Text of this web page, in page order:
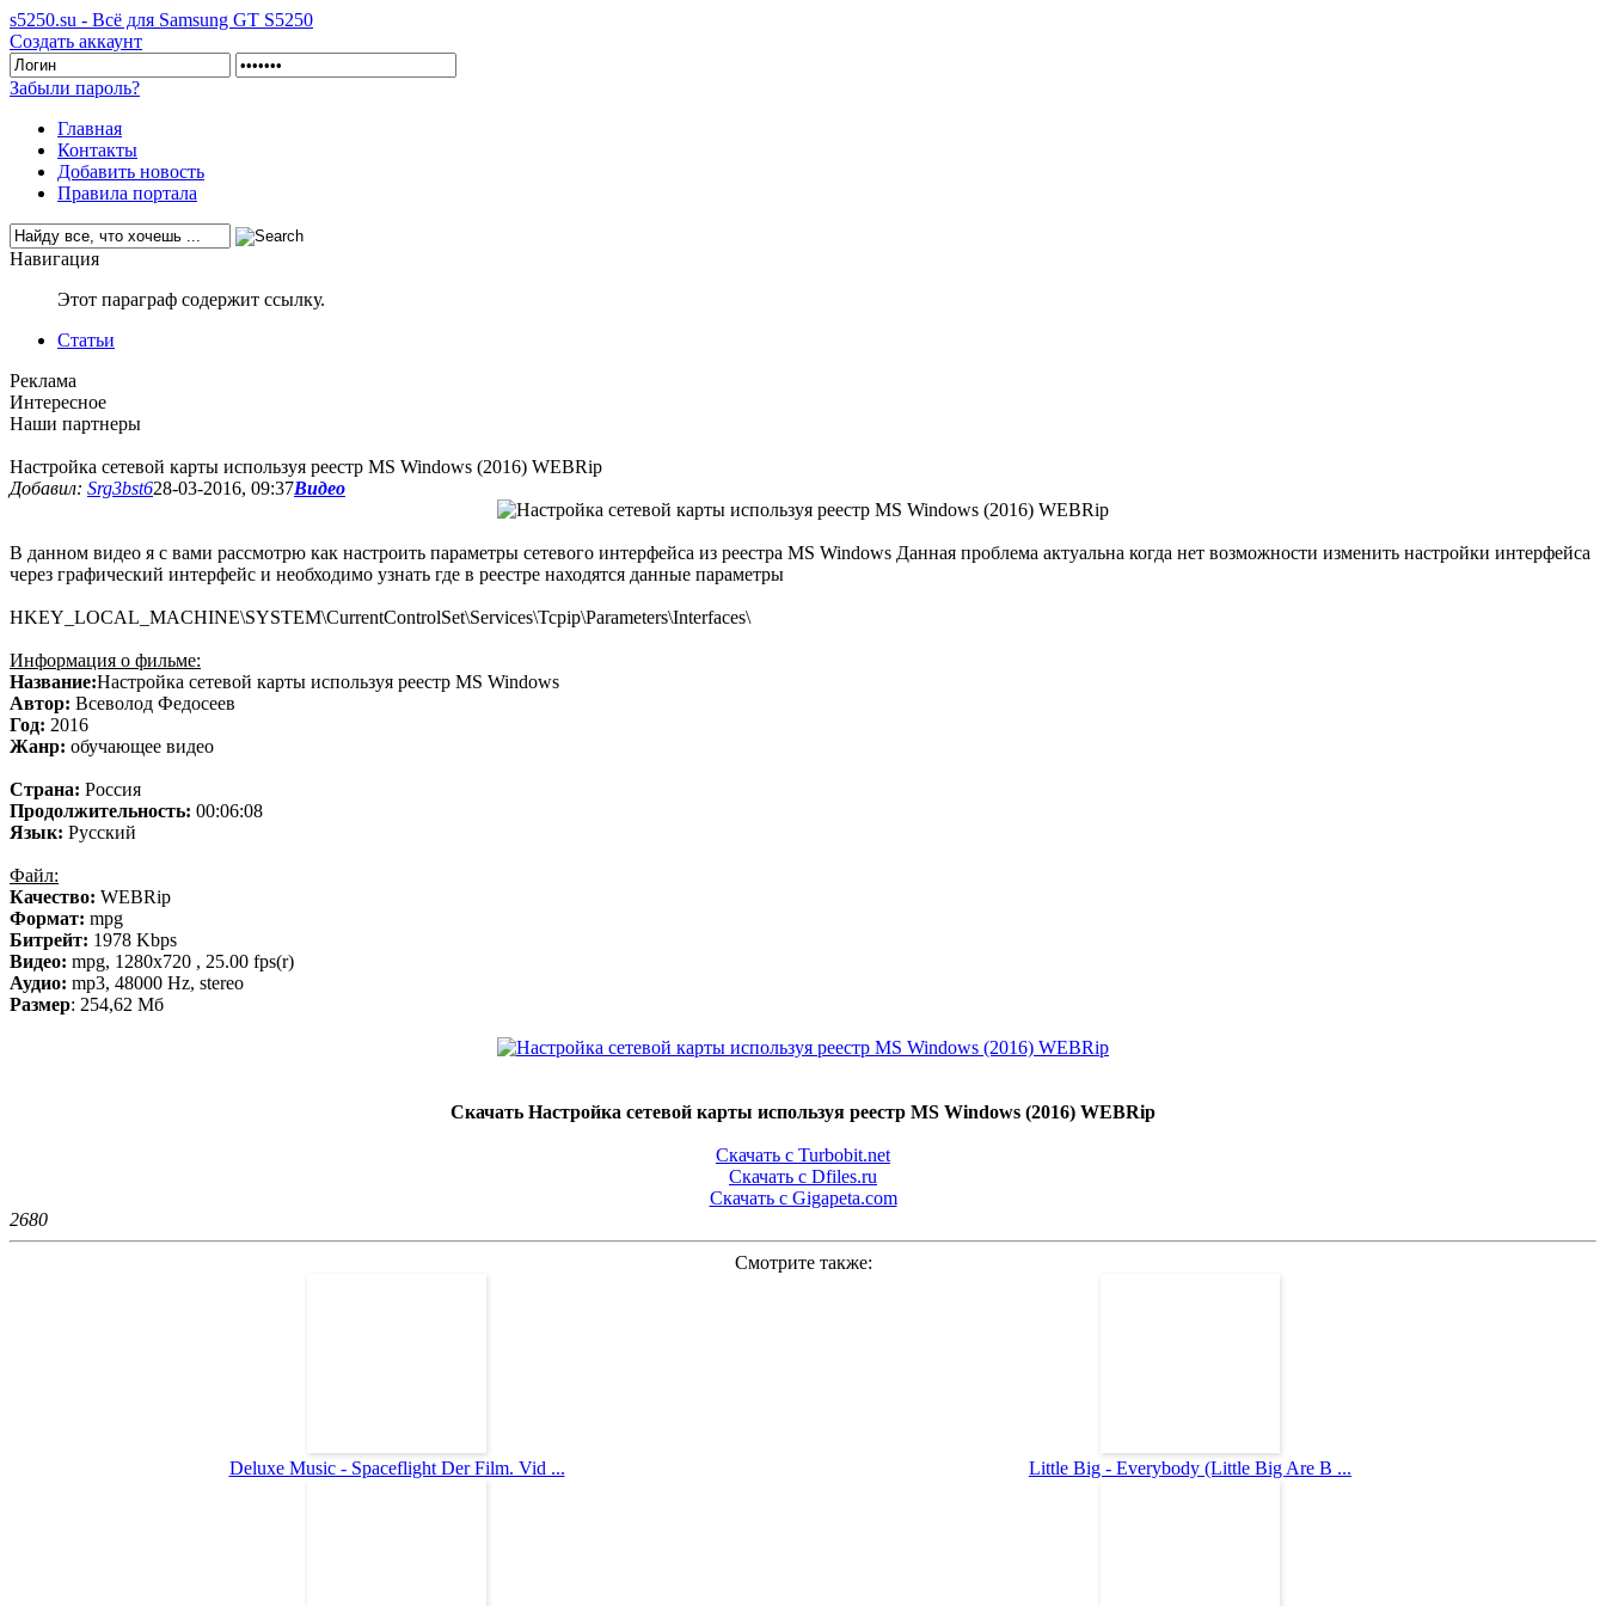
s5250.su - Всё для Samsung GT S5250
Создать аккаунт
Забыли пароль?
Главная
Контакты
Добавить новость
Правила портала
Навигация
Этот параграф содержит ссылку.
Статьи
Реклама
Интересное
Наши партнеры
Настройка сетевой карты используя реестр MS Windows (2016) WEBRip
Добавил: Srg3bst628-03-2016, 09:37Видео
В данном видео я с вами рассмотрю как настроить параметры сетевого интерфейса из реестра MS Windows Данная проблема актуальна когда нет возможности изменить настройки интерфейса
через графический интерфейс и необходимо узнать где в реестре находятся данные параметры
HKEY_LOCAL_MACHINE\SYSTEM\CurrentControlSet\Services\Tcpip\Parameters\Interfaces\
Информация о фильме:
Название:Настройка сетевой карты используя реестр MS Windows
Автор: Всеволод Федосеев
Год: 2016
Жанр: обучающее видео
Страна: Россия
Продолжительность: 00:06:08
Язык: Русский
Файл:
Качество: WEBRip
Формат: mpg
Битрейт: 1978 Kbps
Видео: mpg, 1280х720 , 25.00 fps(r)
Аудио: mp3, 48000 Hz, stereo
Размер: 254,62 Мб
Скачать Настройка сетевой карты используя реестр MS Windows (2016) WEBRip
Скачать с Turbobit.net
Скачать с Dfiles.ru
Скачать с Gigapeta.com
2680
Смотрите также:
Deluxe Music - Spaceflight Der Film. Vid ... Little Big - Everybody (Little Big Are B ...